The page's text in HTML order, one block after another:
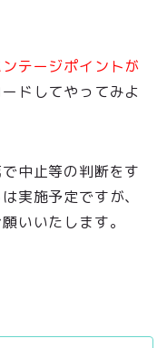
テージポイントが
ドしてやってみよ
中止等の判断をす
実施予定ですが、
いいたします。